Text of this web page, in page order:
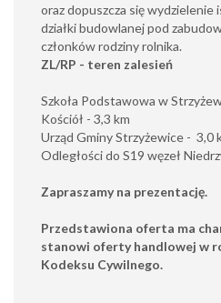
oraz dopuszcza się wydzielenie
działki budowlanej pod
członków rodziny rolnika.
ZL/RP - teren zalesień
Szkoła Podstawowa w
Kościół - 3,3 km
Urząd Gminy Strzyżewice - 3,0
Odległości do S19 węzeł
Zapraszamy na prezentację.
Przedstawiona oferta ma
stanowi oferty handlowej w
Kodeksu Cywilnego.